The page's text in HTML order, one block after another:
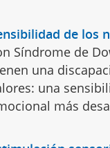
de los
Síndrome de
una
una
más